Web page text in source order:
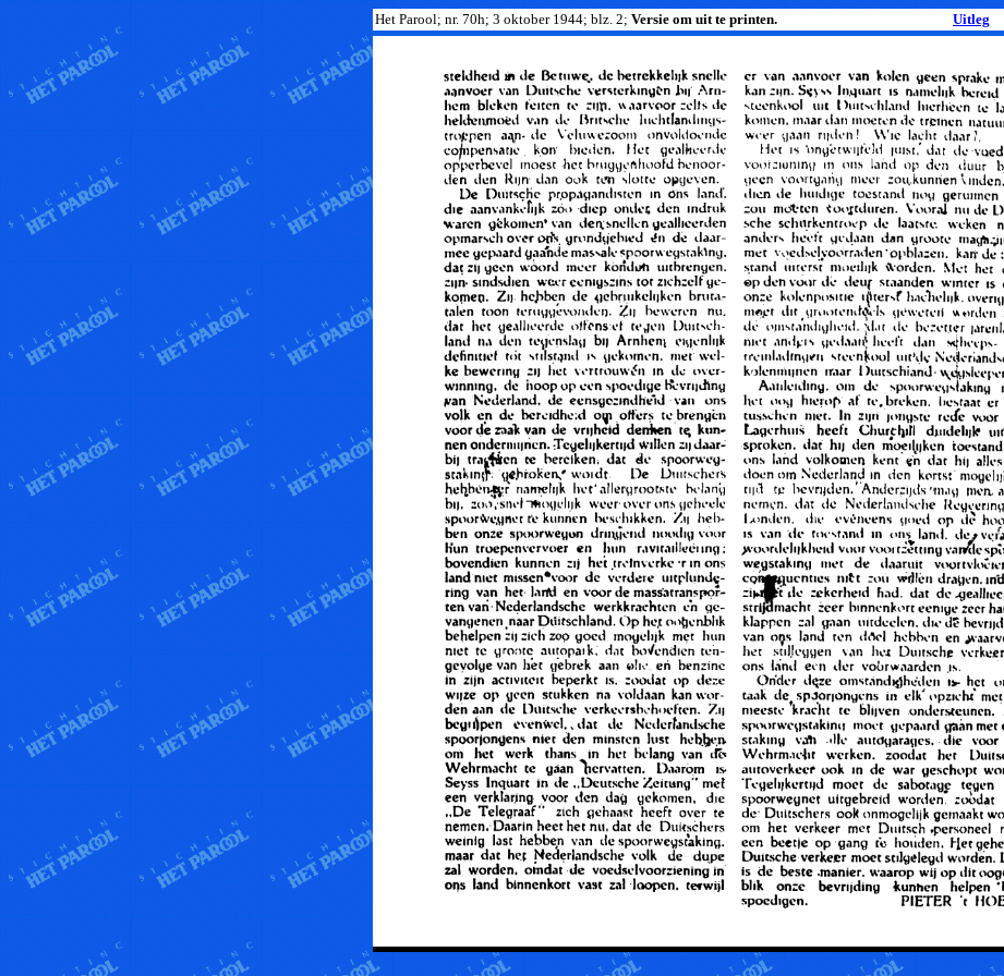
Het Parool; nr. 70h; 3 oktober 1944; blz. 2; Versie om uit te printen. Uitleg